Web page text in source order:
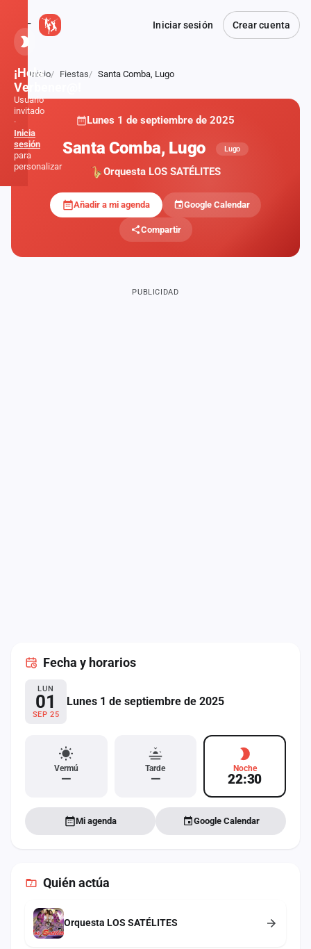
Iniciar sesión Crear cuenta
Atrás
Inicio Fiestas Santa Comba, Lugo
Lunes 1 de septiembre de 2025
Santa Comba, Lugo Lugo
Orquesta LOS SATÉLITES
Añadir a mi agenda Google Calendar
Compartir
PUBLICIDAD
Fecha y horarios
LUN
01
SEP 25
Lunes 1 de septiembre de 2025
Vermú
—
Tarde
—
Noche
22:30
Mi agenda Google Calendar
Quién actúa
Orquesta LOS SATÉLITES
¡Hola,
Verbener@!
Usuario
invitado
·
Inicia
sesión
para
personalizar
Administración
Contacto